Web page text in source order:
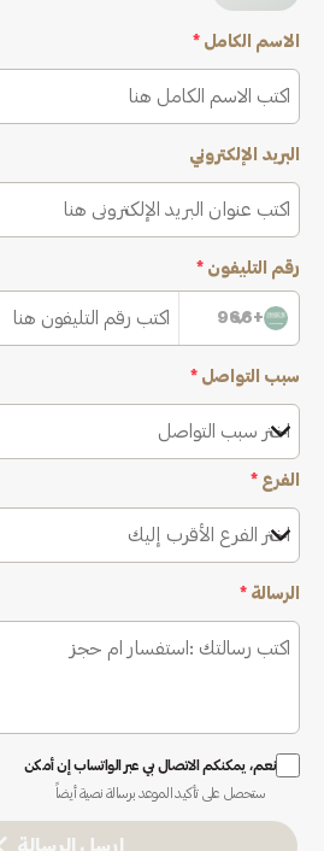
الاسم الكامل *
البريد الإلكتروني
رقم التليفون *
+966
سبب التواصل *
اختر سبب التواصل
الفرع *
اختر الفرع الأقرب إليك
الرسالة *
نعم، يمكنكم الاتصال بي عبر الواتساب إن أمكن
ستحصل على تأكيد الموعد برسالة نصية أيضاً
ارسل الرسالة